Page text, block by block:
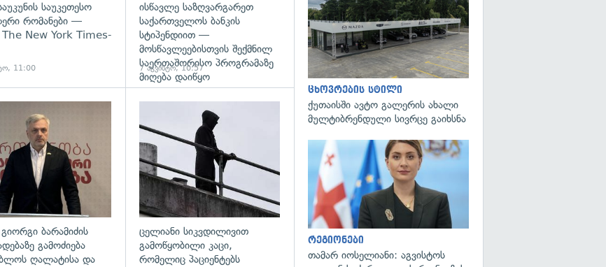
საუკეთესო
რომანები —
The New York Times-
11:00
ისწავლე საზღვარგარეთ
საქართველოს ბანკის
სტიპენდიით —
მოსწავლეებისთვის შექმნილ
საერთაშორისო პროგრამაზე
მიღება დაიწყო
7 აგვისტო, 10:57
ბარამიძის
გამოძიება
ღალატისა და
გადახედვა
ცელიანი სიკვდილივით
გამოწყობილი კაცი,
რომელიც პაციენტებს
ცხოვრების სტილი
ქუთაისში ავტო გალერის ახალი
მულტიბრენდული სივრცე გაიხსნა
რეგიონები
თამარ იოსელიანი: აგვისტოს